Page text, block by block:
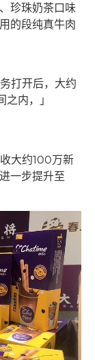
珍珠奶茶口味
的段纯真牛肉
打开后，大约
内，」
大约100万新
一步提升至